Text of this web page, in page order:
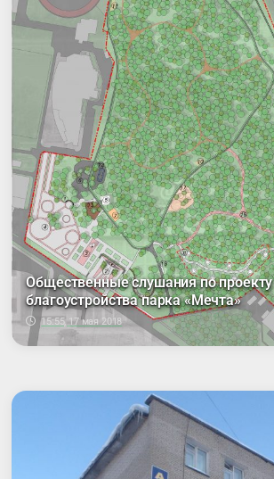
Общественные слушания по проекту
благоустройства парка «Мечта»
15:55, 17 мая 2018